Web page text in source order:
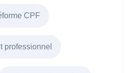
CPF
professionnel